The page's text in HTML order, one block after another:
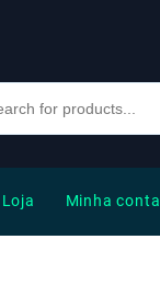
Loja Minha conta